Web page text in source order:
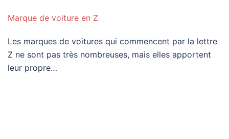
Marque de voiture en Z
Les marques de voitures qui commencent par la lettre
Z ne sont pas très nombreuses, mais elles apportent
leur propre…